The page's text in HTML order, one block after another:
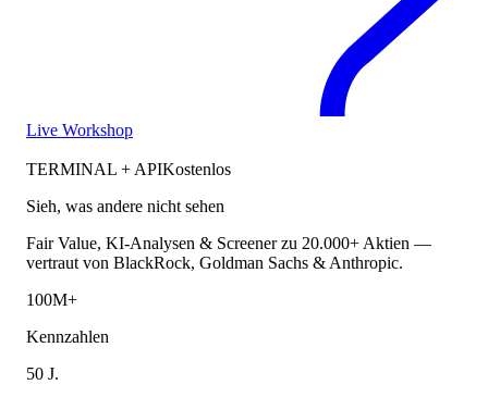
Live Workshop
TERMINAL + APIKostenlos
Sieh, was andere nicht sehen
Fair Value, KI-Analysen & Screener zu 20.000+ Aktien —
vertraut von BlackRock, Goldman Sachs & Anthropic.
100M+
Kennzahlen
50 J.